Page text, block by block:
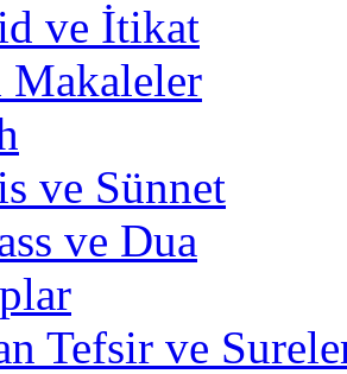
ve İtikat
ve Sünnet
ve Dua
Tefsir ve